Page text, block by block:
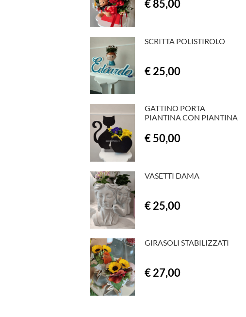
€ 85,00
SCRITTA POLISTIROLO
€ 25,00
GATTINO PORTA
PIANTINA CON PIANTINA
€ 50,00
VASETTI DAMA
€ 25,00
GIRASOLI STABILIZZATI
€ 27,00